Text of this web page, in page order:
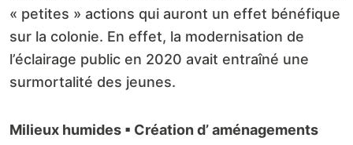
« petites » actions qui auront un effet bénéfique
sur la colonie. En effet, la modernisation de
l’éclairage public en 2020 avait entraîné une
surmortalité des jeunes.
Milieux humides ▪ Création d’ aménagements